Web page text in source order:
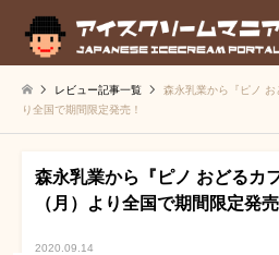
レビュー記事一覧
森永乳業から『ピノ
り全国で期間限定発売！
森永乳業から『ピノ おどるカ
（月）より全国で期間限定発売
2020.09.14